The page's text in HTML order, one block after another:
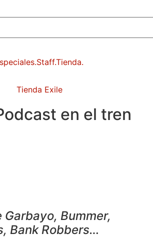
Tienda Exile
en el tren
Bummer,
Bank Robbers…